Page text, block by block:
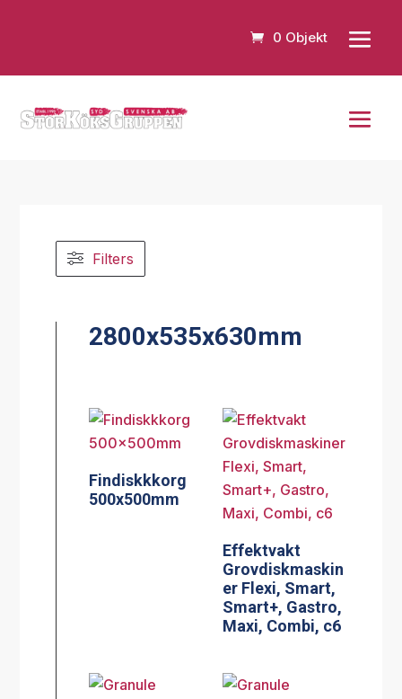
0 Objekt
Filters
2800x535x630mm
Findiskkkorg
500x500mm
Effektvakt
Grovdiskmaskin
er Flexi, Smart,
Smart+, Gastro,
Maxi, Combi, c6